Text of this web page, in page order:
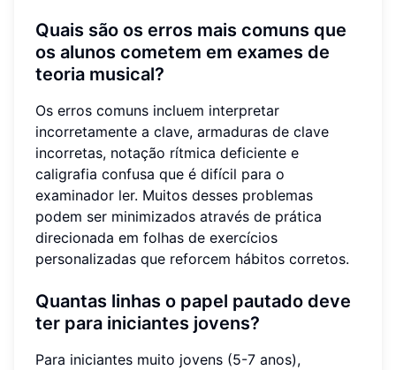
Quais são os erros mais comuns que
os alunos cometem em exames de
teoria musical?
Os erros comuns incluem interpretar
incorretamente a clave, armaduras de clave
incorretas, notação rítmica deficiente e
caligrafia confusa que é difícil para o
examinador ler. Muitos desses problemas
podem ser minimizados através de prática
direcionada em folhas de exercícios
personalizadas que reforcem hábitos corretos.
Quantas linhas o papel pautado deve
ter para iniciantes jovens?
Para iniciantes muito jovens (5-7 anos),